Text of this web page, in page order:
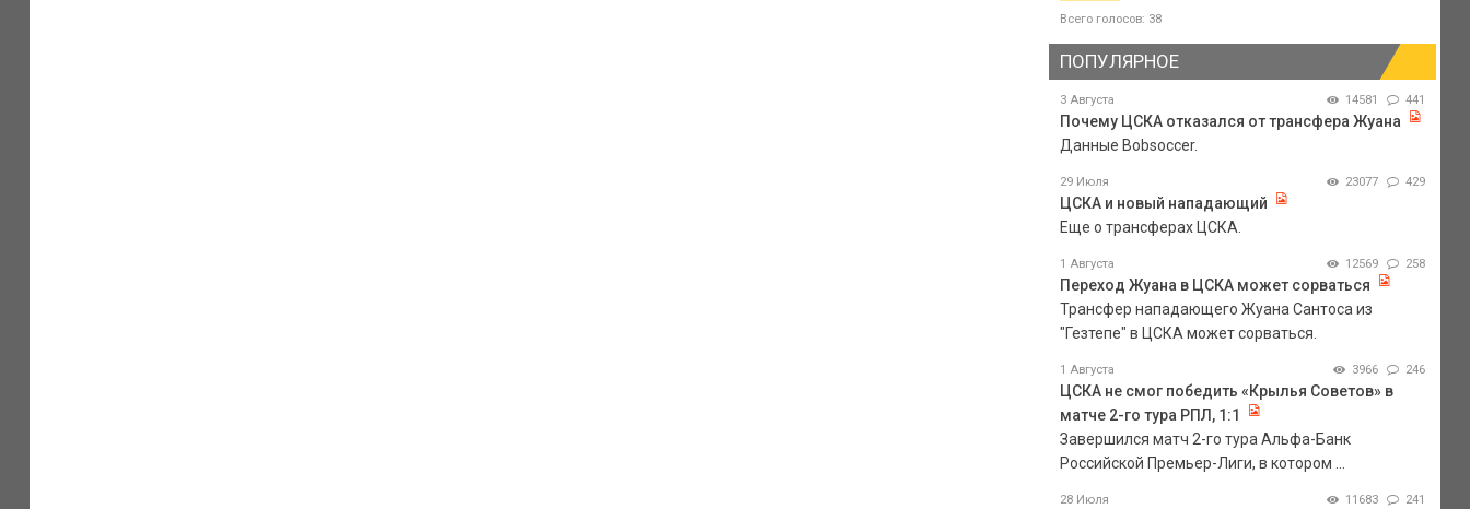
Всего голосов: 38
ПОПУЛЯРНОЕ
3 Августа 14581 441
Почему ЦСКА отказался от трансфера Жуана
Данные Bobsoccer.
29 Июля 23077 429
ЦСКА и новый нападающий
Еще о трансферах ЦСКА.
1 Августа 12569 258
Переход Жуана в ЦСКА может сорваться
Трансфер нападающего Жуана Сантоса из
"Гезтепе" в ЦСКА может сорваться.
1 Августа 3966 246
ЦСКА не смог победить «Крылья Советов» в
матче 2-го тура РПЛ, 1:1
Завершился матч 2-го тура Альфа-Банк
Российской Премьер-Лиги, в котором ...
28 Июля 11683 241